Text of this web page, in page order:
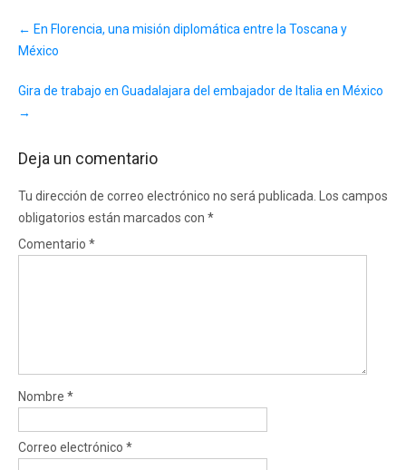
navigation
← En Florencia, una misión diplomática entre la Toscana y
México
Gira de trabajo en Guadalajara del embajador de Italia en México
→
Deja un comentario
Tu dirección de correo electrónico no será publicada.
Los campos
obligatorios están marcados con *
Comentario *
Nombre *
Correo electrónico *